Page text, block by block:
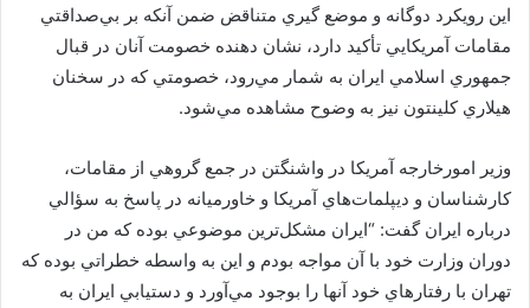
اين رويكرد دوگانه و موضع گيري متناقض ضمن آنكه بر بي‌صداقتي
مقامات آمريكايي تأكيد دارد، نشان دهنده خصومت آنان در قبال
جمهوري اسلامي ايران به شمار مي‌رود، خصومتي كه در سخنان
هيلاري كلينتون نيز به وضوح مشاهده مي‌شود.
وزير امورخارجه آمريكا در واشنگتن در جمع گروهي از مقامات،
كارشناسان و ديپلمات‌هاي آمريكا و خاورميانه در پاسخ به سؤالي
درباره ايران گفت: “ايران مشكل‌ترين موضوعي بوده كه من در
دوران وزارت خود با آن مواجه بودم و اين به واسطه خطراتي بوده كه
تهران با رفتارهاي خود آنها را بوجود مي‌آورد و دستيابي ايران به